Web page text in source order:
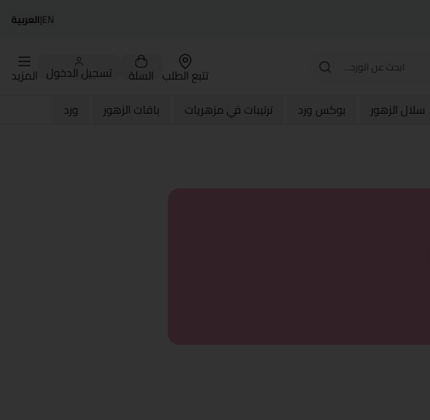
EN
|العربية
تتبع الطلب السلة تسجيل الدخول المزيد
ورد
باقات الزهور ترتيبات في مزهريات بوكس ورد سلال الزهور